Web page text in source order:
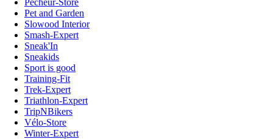
Pet and Garden
Slowood Interior
Smash-Expert
Sneak'In
Sneakids
Sport is good
Training-Fit
Trek-Expert
Triathlon-Expert
TripNBikers
Vélo-Store
Winter-Expert